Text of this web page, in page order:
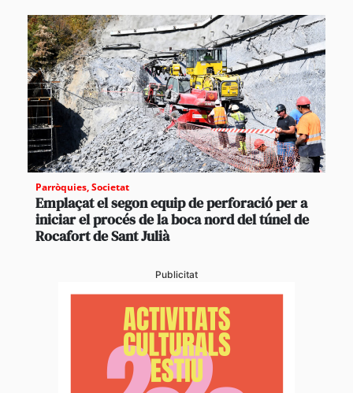
Parròquies,Societat
Emplaçat el segon equip de perforació per a
iniciar el procés de la boca nord del túnel de
Rocafort de Sant Julià
Publicitat